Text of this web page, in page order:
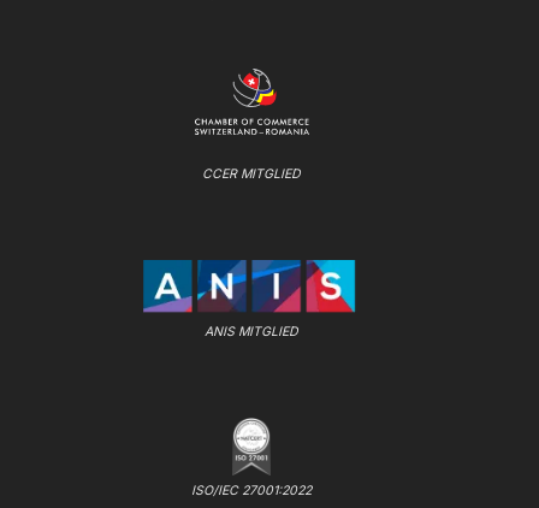
CCER MITGLIED
ANIS MITGLIED
ISO/IEC 27001:2022